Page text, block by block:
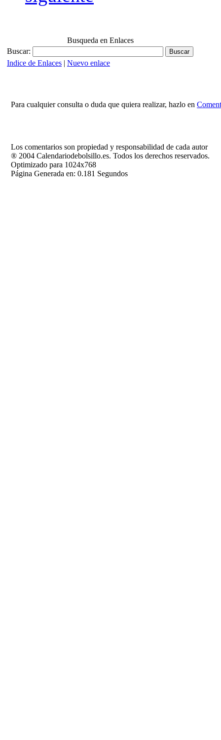
Busqueda en Enlaces
Buscar:
Indice de Enlaces | Nuevo enlace
Para cualquier consulta o duda que quiera realizar, hazlo en
Los comentarios son propiedad y responsabilidad de cada autor
® 2004 Calendariodebolsillo.es. Todos los derechos reservados.
Optimizado para 1024x768
Página Generada en: 0.181 Segundos